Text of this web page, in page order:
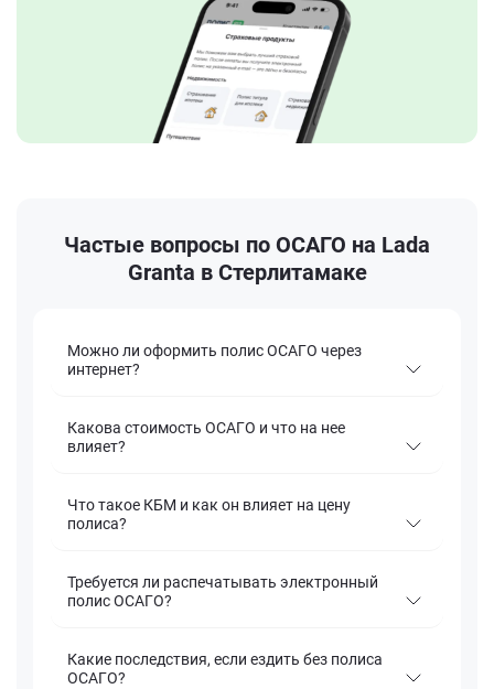
Частые вопросы по ОСАГО на Lada
Granta в Стерлитамаке
Можно ли оформить полис ОСАГО через
интернет?
Какова стоимость ОСАГО и что на нее
влияет?
Что такое КБМ и как он влияет на цену
полиса?
Требуется ли распечатывать электронный
полис ОСАГО?
Какие последствия, если ездить без полиса
ОСАГО?